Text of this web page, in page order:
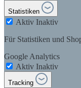
Statistiken
Aktiv Inaktiv
Für Statistiken und
Google Analytics
Aktiv Inaktiv
Tracking